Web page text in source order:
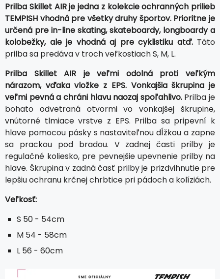
Prilba Skillet AIR je jedna z kolekcie ochranných prilieb
TEMPISH vhodná pre všetky druhy športov. Prioritne je
určená pre in-line skating, skateboardy, longboardy a
kolobežky, ale je vhodná aj pre cyklistiku atď.Táto
prilba sa predáva v troch veľkostiach S, M, L.
Prilba Skillet AIR je veľmi odolná proti veľkým
nárazom, vďaka vložke z EPS. Vonkajšia škrupina je
veľmi pevná a chráni hlavu naozaj spoľahlivo.Prilba je
bohato odvetraná otvormi vo vonkajšej škrupine,
vnútorné tlmiace vrstve z EPS. Prilba sa pripevní k
hlave pomocou pásky s nastaviteľnou dĺžkou a zapne
sa prackou pod bradou. V zadnej časti prilby je
regulačné koliesko, pre pevnejšie upevnenie prilby na
hlave. Škrupina v zadná časť prilby je prizdvihnutie pre
lepšiu ochranu krčnej chrbtice pri pádoch a kolíziách.
Veľkosť:
S 50 - 54cm
M 54 - 58cm
L 56 - 60cm